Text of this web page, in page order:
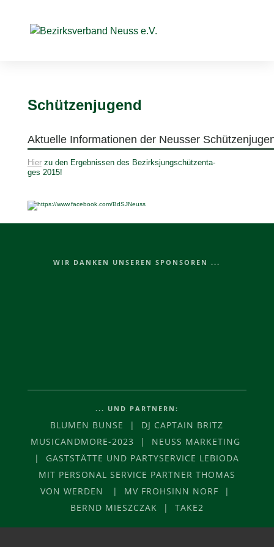
Schüt­zen­ju­gend
Aktu­elle Infor­ma­tio­nen der Neus­ser
Hierzu den Ergeb­nis­sen des Bezirks­jung­schüt­zen­ta­
ges 2015!
WIR DANKEN UNSEREN SPONSOREN ...
... UND PARTNERN:
BLUMEN BUNSE | DJ CAPTAIN BRITZ
MUSICANDMORE-2023 | NEUSS MARKETING
| GASTSTÄTTE UND PARTYSERVICE LEBIODA
MIT PERSONAL SERVICE PARTNER THOMAS
VON WERDEN | MV FROHSINN NORF |
BERND MIESZCZAK | TAKE2